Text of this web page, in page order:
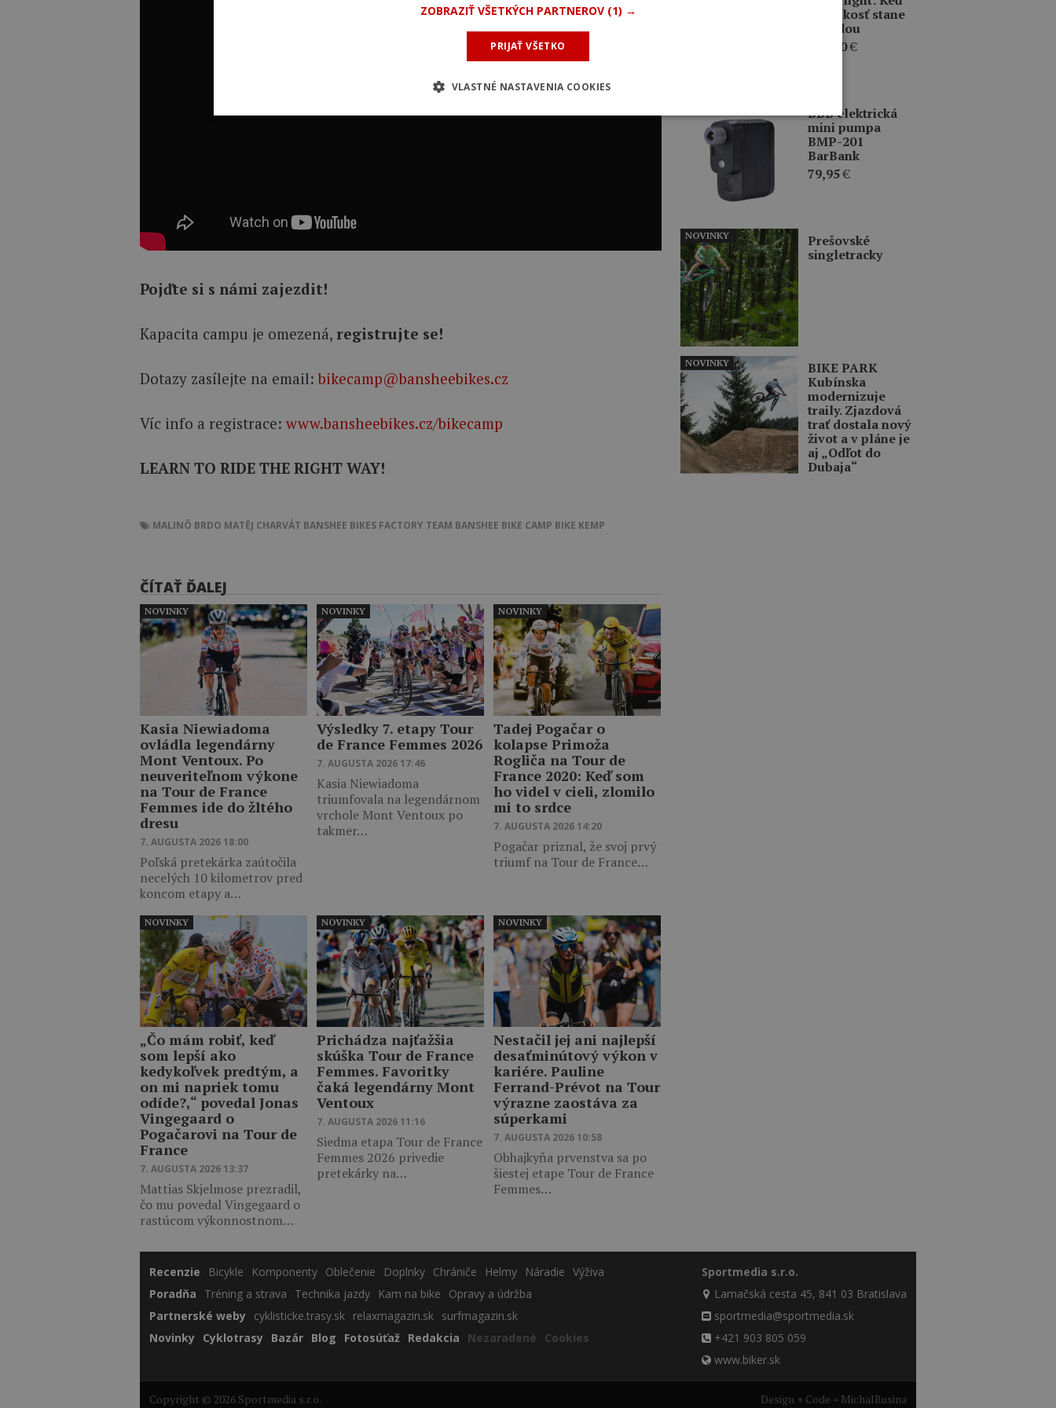
Pojďte si s námi zajezdit!
Kapacita campu je omezená, registrujte se!
Dotazy zasílejte na email:bikecamp@bansheebikes.cz
Víc info a registrace: www.bansheebikes.cz/bikecamp
LEARN TO RIDE THE RIGHT WAY!
MALINÔ BRDO MATĚJ CHARVÁT BANSHEE BIKES FACTORY TEAM BANSHEE BIKE CAMP BIKE KEMP
ČÍTAŤ ĎALEJ
Kasia Niewiadoma
ovládla legendárny
Mont Ventoux. Po
neuveriteľnom výkone
na Tour de France
Femmes ide do žltého
dresu
7. AUGUSTA 2026 18:00
Poľská pretekárka zaútočila
necelých 10 kilometrov pred
koncom etapy a…
NOVINKY
Výsledky 7. etapy Tour
de France Femmes 2026
7. AUGUSTA 2026 17:46
Kasia Niewiadoma
triumfovala na legendárnom
vrchole Mont Ventoux po
takmer…
NOVINKY
Tadej Pogačar o
kolapse Primoža
Rogliča na Tour de
France 2020: Keď som
ho videl v cieli, zlomilo
mi to srdce
7. AUGUSTA 2026 14:20
Pogačar priznal, že svoj prvý
triumf na Tour de France…
NOVINKY
„Čo mám robiť, keď
som lepší ako
kedykoľvek predtým, a
on mi napriek tomu
odíde?,“ povedal Jonas
Vingegaard o
Pogačarovi na Tour de
France
7. AUGUSTA 2026 13:37
Mattias Skjelmose prezradil,
čo mu povedal Vingegaard o
rastúcom výkonnostnom…
NOVINKY
Prichádza najťažšia
skúška Tour de France
Femmes. Favoritky
čaká legendárny Mont
Ventoux
7. AUGUSTA 2026 11:16
Siedma etapa Tour de France
Femmes 2026 privedie
pretekárky na…
NOVINKY
Nestačil jej ani najlepší
desaťminútový výkon v
kariére. Pauline
Ferrand-Prévot na Tour
výrazne zaostáva za
súperkami
7. AUGUSTA 2026 10:58
Obhajkyňa prvenstva sa po
šiestej etape Tour de France
Femmes…
NOVINKY
sa ľahkosť stane
výhodou
409,00€
BBB elektrická
mini pumpa
BMP-201
BarBank
79,95€
Prešovské
singletracky
NOVINKY
BIKE PARK
Kubínska
modernizuje
traily. Zjazdová
trať dostala nový
život a v pláne je
aj „Odľot do
Dubaja“
NOVINKY
Recenzie Bicykle Komponenty Oblečenie Doplnky Chrániče Helmy Náradie Výživa
Poradňa
Tréning a strava Technika jazdy Kam na bike
Opravy a údržba
Partnerské weby cyklisticke.trasy.sk relaxmagazin.sk surfmagazin.sk
Novinky Cyklotrasy Bazár Blog Fotosúťaž Redakcia Nezaradené Cookies
Sportmedia s.r.o.
Lamačská cesta 45, 841 03 Bratislava
sportmedia@sportmedia.sk
+421 903 805 059
www.biker.sk
Copyright © 2026 Sportmedia s.r.o. Design + Code = MichalRusina
ZOBRAZIŤ VŠETKÝCH PARTNEROV (1) →
PRIJAŤ VŠETKO
VLASTNÉ NASTAVENIA COOKIES